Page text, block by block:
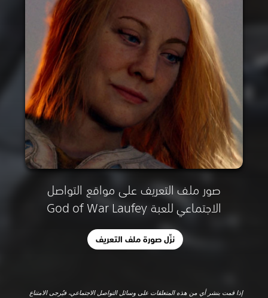
صور ملف التعريف على مواقع التواصل
الاجتماعي للعبة God of War Laufey
نزِّل صورة ملف التعريف
إذا قمت بنشر أي من هذه المتعلقات على وسائل التواصل الاجتماعي، فيُرجى الامتناع